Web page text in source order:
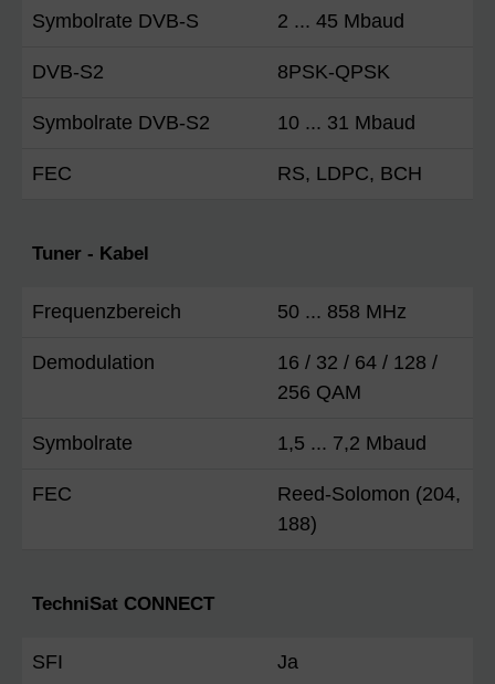
Symbolrate DVB-S 2 ... 45 Mbaud
DVB-S2 8PSK-QPSK
Symbolrate DVB-S2 10 ... 31 Mbaud
FEC RS, LDPC, BCH
Tuner - Kabel
Frequenzbereich 50 ... 858 MHz
Demodulation
16 / 32 / 64 / 128 /
256 QAM
Symbolrate 1,5 ... 7,2 Mbaud
FEC
Reed-Solomon (204,
188)
TechniSat CONNECT
SFI Ja